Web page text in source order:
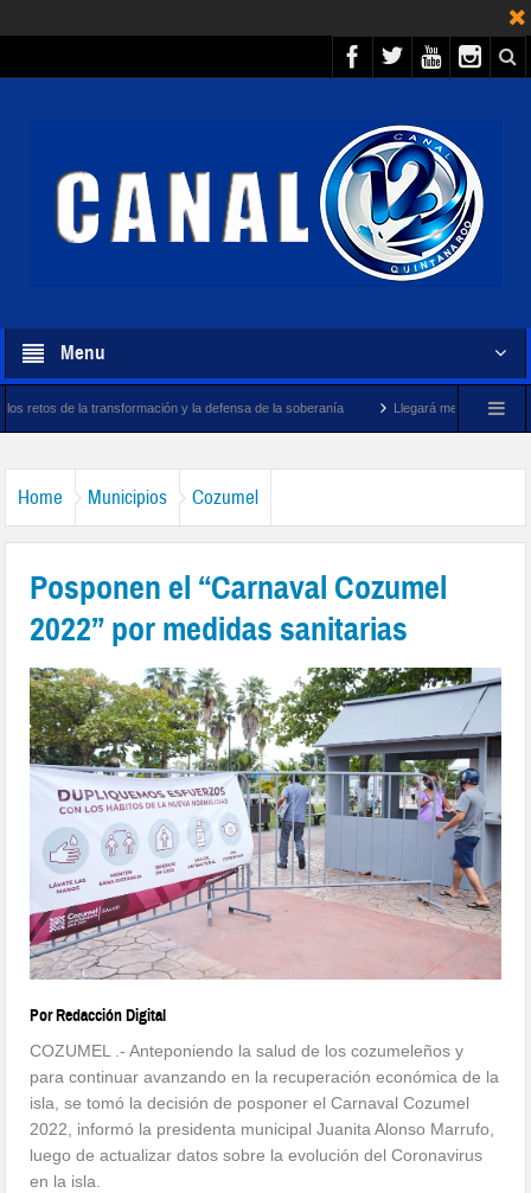
Menu
y la defensa de la soberanía Llegará megabuque sargacero de la
Home Municipios Cozumel
Posponen el “Carnaval Cozumel
2022” por medidas sanitarias
Por Redacción Digital
COZUMEL .- Anteponiendo la salud de los cozumeleños y
para continuar avanzando en la recuperación económica de la
isla, se tomó la decisión de posponer el Carnaval Cozumel
2022, informó la presidenta municipal Juanita Alonso Marrufo,
luego de actualizar datos sobre la evolución del Coronavirus
en la isla.